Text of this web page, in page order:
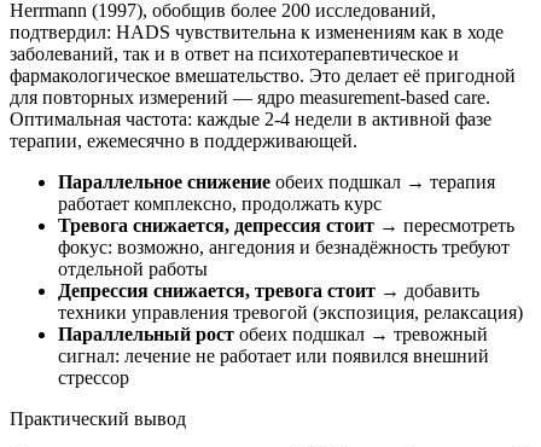
Herrmann (1997), обобщив более 200 исследований,
подтвердил: HADS чувствительна к изменениям как в ходе
заболеваний, так и в ответ на психотерапевтическое и
фармакологическое вмешательство. Это делает её пригодной
для повторных измерений — ядро measurement-based care.
Оптимальная частота: каждые 2-4 недели в активной фазе
терапии, ежемесячно в поддерживающей.
Параллельное снижение обеих подшкал → терапия
работает комплексно, продолжать курс
Тревога снижается, депрессия стоит → пересмотреть
фокус: возможно, ангедония и безнадёжность требуют
отдельной работы
Депрессия снижается, тревога стоит → добавить
техники управления тревогой (экспозиция, релаксация)
Параллельный рост обеих подшкал → тревожный
сигнал: лечение не работает или появился внешний
стрессор
Практический вывод